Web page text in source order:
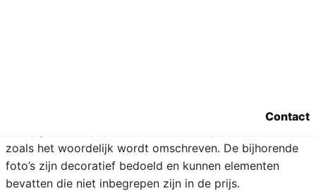
Contact
zoals het woordelijk wordt omschreven. De bijhorende
foto’s zijn decoratief bedoeld en kunnen elementen
bevatten die niet inbegrepen zijn in de prijs.